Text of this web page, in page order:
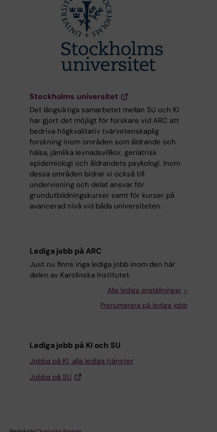
Stockholms universitet
Det långsiktiga samarbetet mellan SU och KI
har gjort det möjligt för forskare vid ARC att
bedriva högkvalitativ tvärvetenskaplig
forskning inom områden som åldrande och
hälsa, jämlika levnadsvillkor, geriatrisk
epidemiologi och åldrandets psykologi. Inom
dessa områden bidrar vi också till
undervisning och delat ansvar för
grundutbildningskurser samt för kurser på
avancerad nivå vid båda universiteten.
Lediga jobb på ARC
Just nu finns inga lediga jobb inom den här
delen av Karolinska Institutet.
Alla lediga anställningar
Prenumerera på lediga jobb
Lediga jobb på KI och SU
Jobba på KI, alla lediga tjänster
Jobba på SU